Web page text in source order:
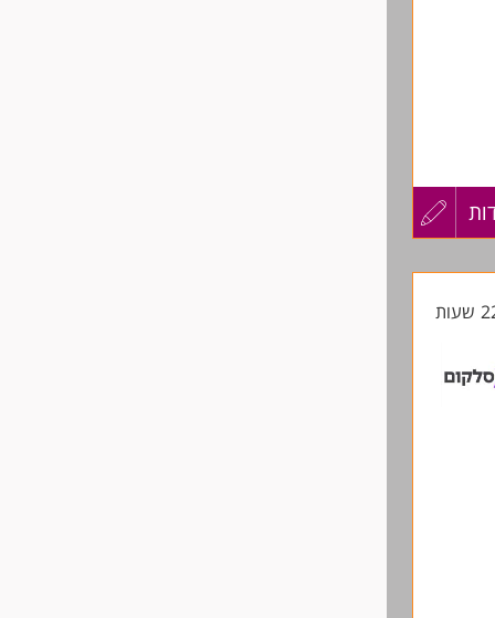
בחינת מועמדותך לחברה. המידע נשמר בהתאם לחוק הגנת הפרטיות, תשמ"א-1981,
עדכון